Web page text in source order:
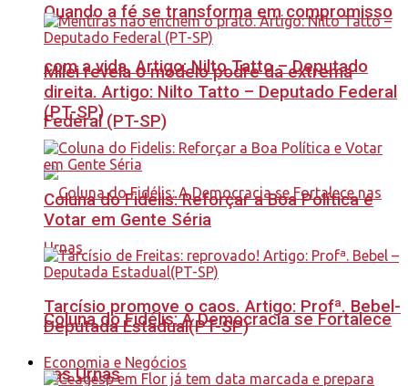
Quando a fé se transforma em compromisso
com a vida. Artigo: Nilto Tatto – Deputado
Federal (PT-SP)
Coluna do Fidélis: A Democracia se Fortalece
nas Urnas
Milei revela o modelo podre da extrema
direita. Artigo: Nilto Tatto – Deputado Federal
(PT-SP)
Coluna do Fidelis: Reforçar a Boa Política e
Votar em Gente Séria
Tarcísio promove o caos. Artigo: Profª. Bebel-
Deputada Estadual(PT-SP)
Economia e Negócios